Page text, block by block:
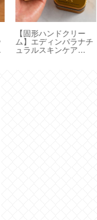
【固形ハンドクリー
ム】エディンバラナチ
ュラルスキンケア